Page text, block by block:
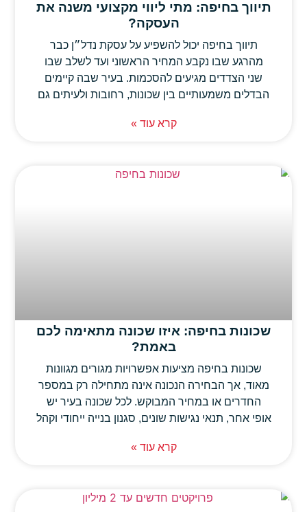
תיווך בחיפה: מתי ליווי מקצועי משנה את
העסקה?
תיווך בחיפה יכול להשפיע על עסקת נדל״ן כבר
מהרגע שבו נקבע המחיר הראשוני ועד לשלב שבו
שני הצדדים מגיעים להסכמות. בעיר שבה קיימים
הבדלים משמעותיים בין שכונות, רחובות ולעיתים גם
קרא עוד »
שכונות בחיפה: איזו שכונה מתאימה לכם
באמת?
שכונות בחיפה מציעות אפשרויות מגורים מגוונות
מאוד, אך הבחירה הנכונה אינה מתחילה רק במספר
החדרים או במחיר המבוקש. לכל שכונה בעיר יש
אופי אחר, תנאי נגישות שונים, סגנון בנייה ייחודי וקהל
קרא עוד »